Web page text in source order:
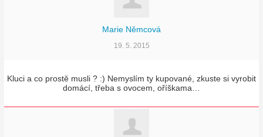
Marie Němcová
19. 5. 2015
Kluci a co prostě musli ? :) Nemyslím ty kupované, zkuste si vyrobit
domácí, třeba s ovocem, oříškama…